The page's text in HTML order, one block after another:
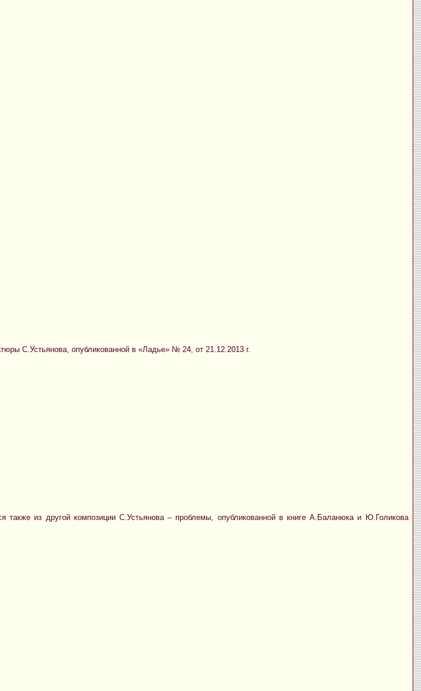
С.Устьянова, опубликованной в «Ладье» № 24, от 21.12.2013 г.
из другой композиции С.Устьянова – проблемы, опубликованной в книге А.Баланюка и Ю.Голикова